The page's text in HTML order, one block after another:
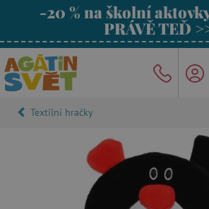
-20 % na školní
PRÁVĚ TEĎ
Textilní hračky